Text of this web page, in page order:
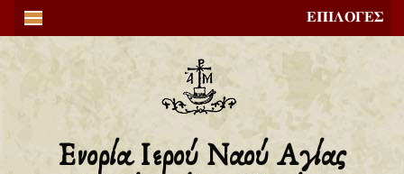
ΕΠΙΛΟΓΕΣ
Ενορία Ιερού Ναού Αγίας